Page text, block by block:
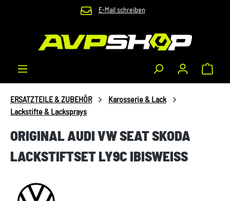
Zum Hauptinhalt springen E-Mail schreiben
ERSATZTEILE & ZUBEHÖR
Karosserie & Lack
Lackstifte & Lacksprays
ORIGINAL AUDI VW SEAT SKODA
LACKSTIFTSET LY9C IBISWEISS